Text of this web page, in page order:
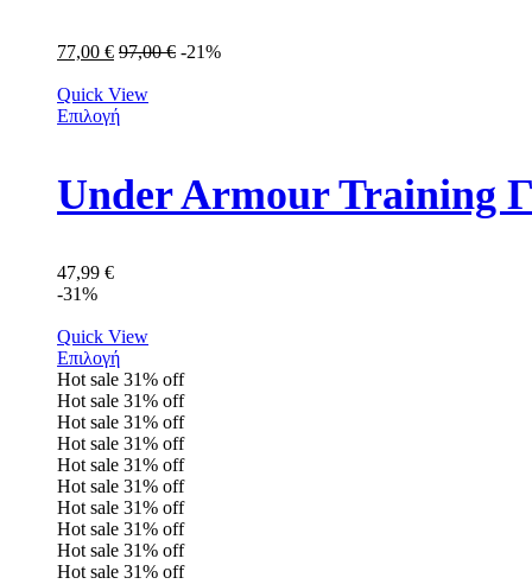
77,00 € 97,00€ -21%
Quick View
Επιλογή
Under Armour Training
47,99 €
-31%
Quick View
Επιλογή
Hot sale 31% off
Hot sale 31% off
Hot sale 31% off
Hot sale 31% off
Hot sale 31% off
Hot sale 31% off
Hot sale 31% off
Hot sale 31% off
Hot sale 31% off
Hot sale 31% off